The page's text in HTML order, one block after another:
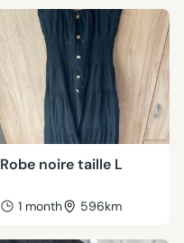
Robe noire taille L
1 month 596km